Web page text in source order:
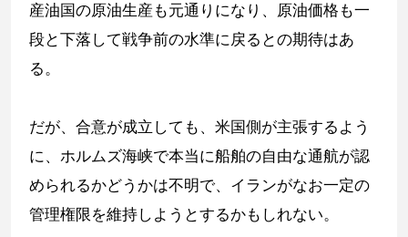
産油国の原油生産も元通りになり、原油価格も一
段と下落して戦争前の水準に戻るとの期待はあ
る。
だが、合意が成立しても、米国側が主張するよう
に、ホルムズ海峡で本当に船舶の自由な通航が認
められるかどうかは不明で、イランがなお一定の
管理権限を維持しようとするかもしれない。